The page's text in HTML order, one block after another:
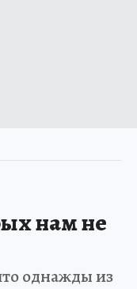
нам не
однажды из